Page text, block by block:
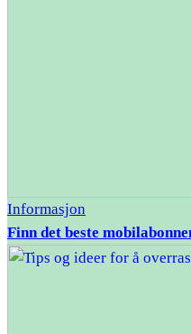
Informasjon
Finn det beste